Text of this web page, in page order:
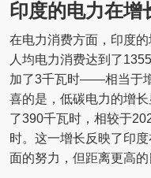
印度的电力在增
在电力消费方面，印度
人均电力消费达到了
加了3千瓦时——相当于
喜的是，低碳电力的增
了390千瓦时，相较于
时。这一增长反映了印
面的努力，但距离更高的